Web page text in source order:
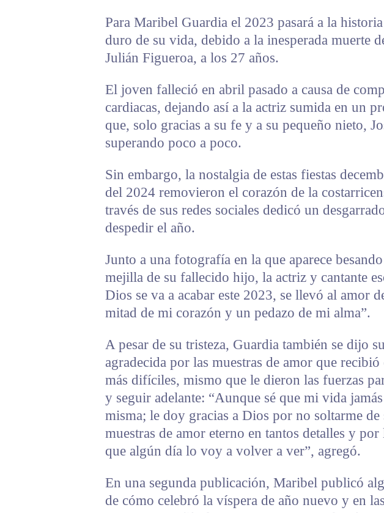
Para Maribel Guardia el 2023 pasará a la
duro de su vida, debido a la inesperada muerte
Julián Figueroa, a los 27 años.
El joven falleció en abril pasado a causa de
cardiacas, dejando así a la actriz sumida en un
que, solo gracias a su fe y a su pequeño nieto,
superando poco a poco.
Sin embargo, la nostalgia de estas fiestas
del 2024 removieron el corazón de la
través de sus redes sociales dedicó un
despedir el año.
Junto a una fotografía en la que aparece
mejilla de su fallecido hijo, la actriz y cantante
Dios se va a acabar este 2023, se llevó al amor
mitad de mi corazón y un pedazo de mi alma”.
A pesar de su tristeza, Guardia también se dijo
agradecida por las muestras de amor que
más difíciles, mismo que le dieron las fuerzas
y seguir adelante: “Aunque sé que mi vida
misma; le doy gracias a Dios por no soltarme de
muestras de amor eterno en tantos detalles y por
que algún día lo voy a volver a ver”, agregó.
En una segunda publicación, Maribel publicó
de cómo celebró la víspera de año nuevo y en